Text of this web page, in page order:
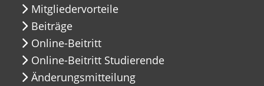
Mitgliedervorteile
Beiträge
Online-Beitritt
Online-Beitritt Studierende
Änderungsmitteilung